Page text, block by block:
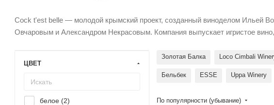
Cock t'est belle — молодой крымский проект, созданный виноделом Ильей
Овчаровым и Александром Некрасовым. Компания выпускает игристое
Золотая Балка Loco Cimbali
Бельбек ESSE Uppa Winery
По популярности (убывание)
ЦВЕТ
белое (2)